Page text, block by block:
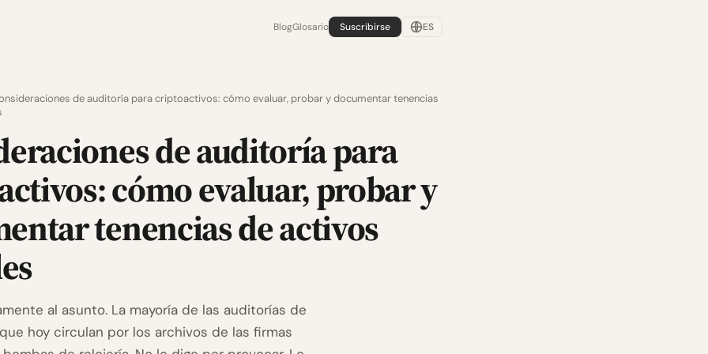
BlogGlosario Suscribirse ES
de auditoría para criptoactivos: cómo evaluar, probar y documentar tenencias
de auditoría para
cómo evaluar, probar y
tenencias de activos
al asunto. La mayoría de las auditorías de
hoy circulan por los archivos de las firmas